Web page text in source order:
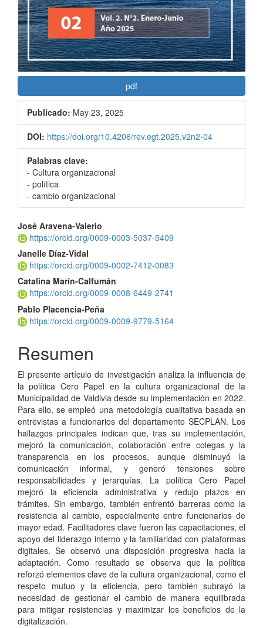
pdf
Publicado: May 23, 2025
DOI: https://doi.org/10.4206/rev.egt.2025.v2n2-04
Palabras clave:
- Cultura organizacional
- política
- cambio organizacional
Contenido
principal
del
artículo
José Aravena-Valerio
https://orcid.org/0009-0003-5037-5409
Janelle Díaz-Vidal
https://orcid.org/0009-0002-7412-0083
Catalina Marín-Calfumán
https://orcid.org/0009-0008-6449-2741
Pablo Placencia-Peña
https://orcid.org/0009-0009-9779-5164
Resumen
El presente artículo de investigación analiza la influencia de
la política Cero Papel en la cultura organizacional de la
Municipalidad de Valdivia desde su implementación en 2022.
Para ello, se empleó una metodología cualitativa basada en
entrevistas a funcionarios del departamento SECPLAN. Los
hallazgos principales indican que, tras su implementación,
mejoró la comunicación, colaboración entre colegas y la
transparencia en los procesos, aunque disminuyó la
comunicación informal, y generó tensiones sobre
responsabilidades y jerarquías. La política Cero Papel
mejoró la eficiencia administrativa y redujo plazos en
trámites. Sin embargo, también enfrentó barreras como la
resistencia al cambio, especialmente entre funcionarios de
mayor edad. Facilitadores clave fueron las capacitaciones, el
apoyo del liderazgo interno y la familiaridad con plataformas
digitales. Se observó una disposición progresiva hacia la
adaptación. Como resultado se observa que la política
reforzó elementos clave de la cultura organizacional, como el
respeto mutuo y la eficiencia, pero también subrayó la
necesidad de gestionar el cambio de manera equilibrada
para mitigar resistencias y maximizar los beneficios de la
digitalización.